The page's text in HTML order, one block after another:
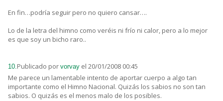
En fin…podría seguir pero no quiero cansar….
Lo de la letra del himno como veréis ni frío ni calor, pero a lo mejor
es que soy un bicho raro..
10.Publicado por vorvay el 20/01/2008 00:45
Me parece un lamentable intento de aportar cuerpo a algo tan
importante como el Himno Nacional. Quizás los sabios no son tan
sabios. O quizás es el menos malo de los posibles.